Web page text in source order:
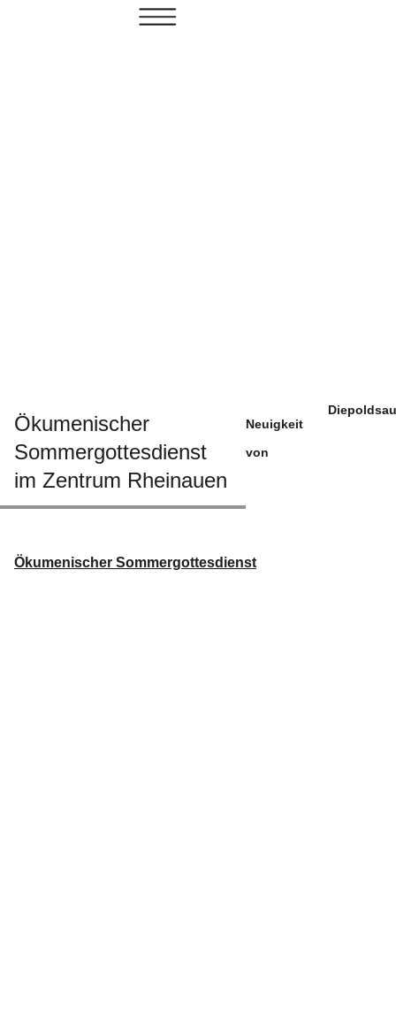
Ökumenischer
Sommergottesdienst
im Zentrum Rheinauen
Neuigkeit
von
Ökumenischer Sommergottesdienst